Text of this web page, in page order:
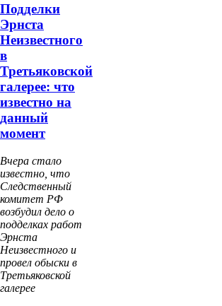
Подделки
Эрнста
Неизвестного
в
Третьяковской
галерее: что
известно на
данный
момент
Вчера стало
известно, что
Следственный
комитет РФ
возбудил дело о
подделках работ
Эрнста
Неизвестного и
провел обыски в
Третьяковской
галерее